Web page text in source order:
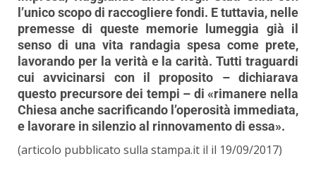
l’unico scopo di raccogliere fondi. E tuttavia, nelle
premesse di queste memorie lumeggia già il
senso di una vita randagia spesa come prete,
lavorando per la verità e la carità. Tutti traguardi
cui avvicinarsi con il proposito – dichiarava
questo precursore dei tempi – di «rimanere nella
Chiesa anche sacrificando l’operosità immediata,
e lavorare in silenzio al rinnovamento di essa».
(articolo pubblicato sulla stampa.it il il 19/09/2017)